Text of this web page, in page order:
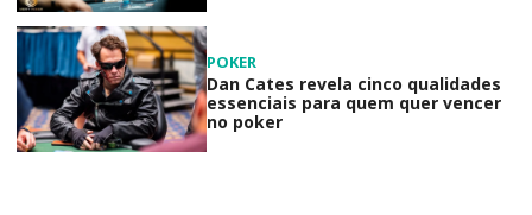
POKER
Dan Cates revela cinco qualidades
essenciais para quem quer vencer
no poker